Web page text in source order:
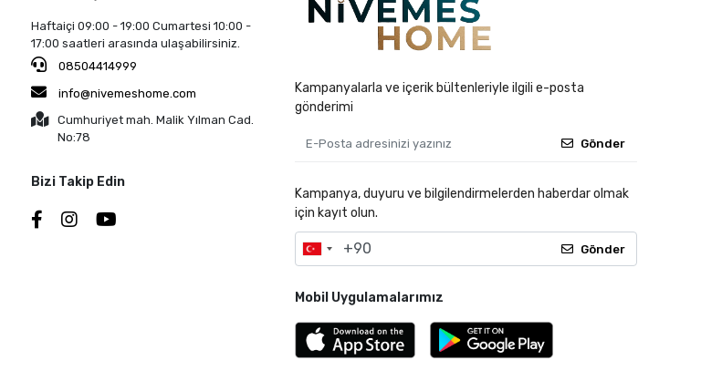
Haftaiçi 09:00 - 19:00 Cumartesi 10:00 -
17:00 saatleri arasında ulaşabilirsiniz.
08504414999
info@nivemeshome.com
Cumhuriyet mah. Malik Yılman Cad.
No:78
Bizi Takip Edin
Kampanyalarla ve içerik bültenleriyle ilgili e-posta
gönderimi
Gönder
Kampanya, duyuru ve bilgilendirmelerden haberdar olmak
için kayıt olun.
Gönder
Mobil Uygulamalarımız